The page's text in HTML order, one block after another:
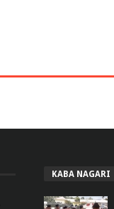
KABA NAGARI